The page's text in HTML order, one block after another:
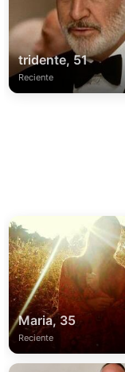
tridente, 51
Reciente
Maria, 35
Reciente